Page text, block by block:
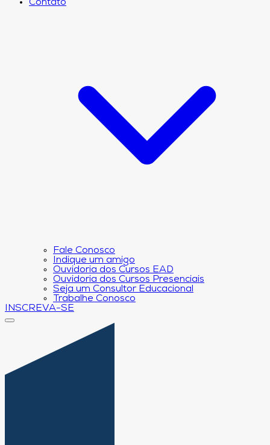
Contato
Fale Conosco
Indique um amigo
Ouvidoria dos Cursos EAD
Ouvidoria dos Cursos Presenciais
Seja um Consultor Educacional
Trabalhe Conosco
INSCREVA-SE